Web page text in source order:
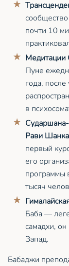
почти 10
Пуне
года,
в
Рави
первый
его
программы
тысяч
Баба —
самадхи,
Запад.
Бабаджи